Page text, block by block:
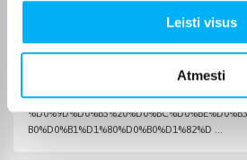
Leisti visus
Atmesti
B0%D0%B1%D1%80%D0%B0%D1%82%D ...